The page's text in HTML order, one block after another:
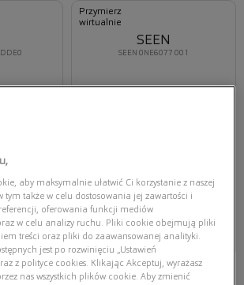
DDE0
zł
przed
zł
Przymierz
wirtualnie
SEEN 0NE6077 001
SEEN
69,00 zł55,20 zł
Dodaj do koszyka
Najniższa cena z 30 dni przed
obecną promocją: 69,00 zł
aby maksymalnie ułatwić Ci korzystanie z naszej
tym także w celu dostosowania jej zawartości i
oferowania funkcji mediów
w celu analizy ruchu. Pliki cookie obejmują pliki
treści oraz pliki do zaawansowanej analityki.
jest po rozwinięciu „Ustawień
z polityce cookies. Klikając Akceptuj, wyrażasz
nas wszystkich plików cookie. Aby zmienić